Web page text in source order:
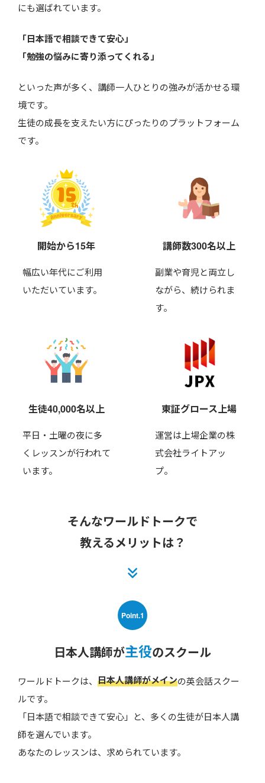
にも選ばれています。
「日本語で相談できて安心」
「勉強の悩みに寄り添ってくれる」
といった声が多く、講師一人ひとりの強みが活かせる環
境です。
生徒の成長を支えたい方にぴったりのプラットフォーム
です。
開始から15年
幅広い年代にご利用
いただいています。
講師数300名以上
副業や育児と両立し
ながら、 続けられま
す。
生徒40,000名以上
平日・土曜の夜に多
くレッスンが行われて
います。
東証グロース上場
運営は上場企業の株
式会社ライトアッ
プ。
そんなワールドトークで
教えるメリットは？
Point.1
日本人講師が主役のスクール
ワールドトークは、 日本人講師がメインの英会話スクー
ルです。
「日本語で相談できて安心」と、多くの生徒が日本人講
師を選んでいます。
あなたのレッスンは、求められています。